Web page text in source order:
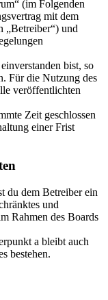
(im Folgenden
mit dem
„Betreiber“) und
bist, so
Für die Nutzung des
veröffentlichten
Zeit geschlossen
einer Frist
du dem Betreiber ein
und
Rahmen des Boards
a bleibt auch
bestehen.